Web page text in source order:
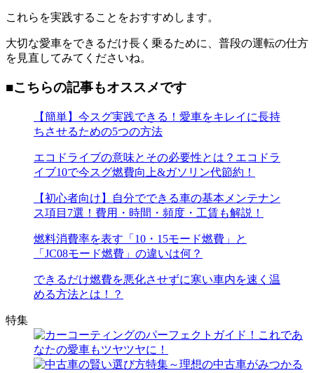
これらを実践することをおすすめします。
大切な愛車をできるだけ長く乗るために、普段の運転の仕方
を見直してみてくださいね。
■こちらの記事もオススメです
【簡単】今スグ実践できる！愛車をキレイに長持
ちさせるための5つの方法
エコドライブの意味とその必要性とは？エコドラ
イブ10で今スグ燃費向上&ガソリン代節約！
【初心者向け】自分でできる車の基本メンテナン
ス項目7選！費用・時間・頻度・工賃も解説！
燃料消費率を表す「10・15モード燃費」と
「JC08モード燃費」の違いは何？
できるだけ燃費を悪化させずに寒い車内を速く温
める方法とは！？
特集